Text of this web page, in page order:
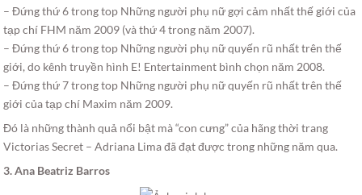
– Đứng thứ 6 trong top Những người phụ nữ gợi cảm nhất thế giới của
tạp chí FHM năm 2009 (và thứ 4 trong năm 2007).
– Đứng thứ 6 trong top Những người phụ nữ quyến rũ nhất trên thế
giới, do kênh truyền hình E! Entertainment bình chọn năm 2008.
– Đứng thứ 7 trong top Những người phụ nữ quyến rũ nhất trên thế
giới của tạp chí Maxim năm 2009.
Đó là những thành quả nổi bật mà “con cưng” của hãng thời trang
Victorias Secret – Adriana Lima đã đạt được trong những năm qua.
3. Ana Beatriz Barros